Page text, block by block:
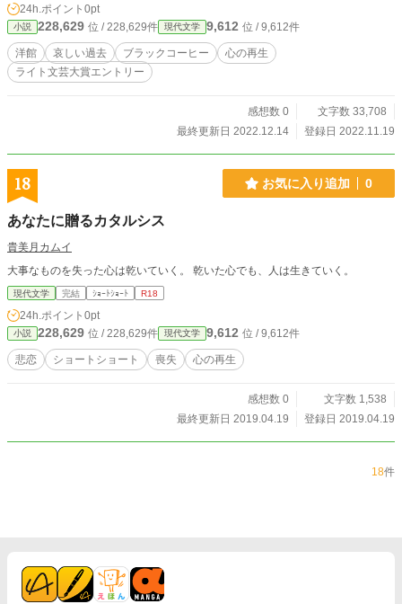
24h.ポイント 0pt
小説 228,629 位 / 228,629件 現代文学 9,612 位 / 9,612件
洋館 哀しい過去 ブラックコーヒー
心の再生
ライト文芸大賞エントリー
感想数 0
文字数 33,708
最終更新日 2022.12.14
登録日 2022.11.19
18 お気に入り追加 0
あなたに贈るカタルシス
貴美月カムイ
大事なものを失った心は乾いていく。 乾いた心でも、人は生きていく。
現代文学 完結 ｼｮｰﾄｼｮｰﾄ R18
24h.ポイント 0pt
小説 228,629 位 / 228,629件 現代文学 9,612 位 / 9,612件
悲恋 ショートショート 喪失 心の再生
感想数 0
文字数 1,538
最終更新日 2019.04.19
登録日 2019.04.19
18件